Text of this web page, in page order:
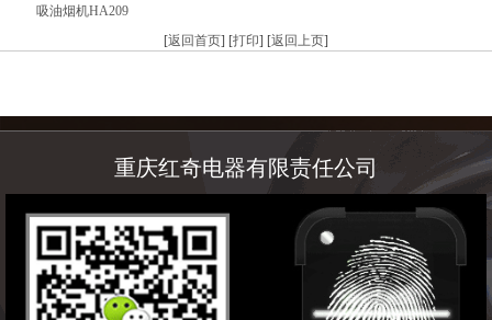
吸油烟机HA209
[返回首页] [打印] [返回上页]
重庆红奇电器有限责任公司